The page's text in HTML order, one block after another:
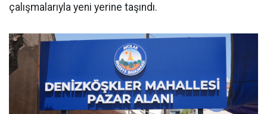
çalışmalarıyla yeni yerine taşındı.